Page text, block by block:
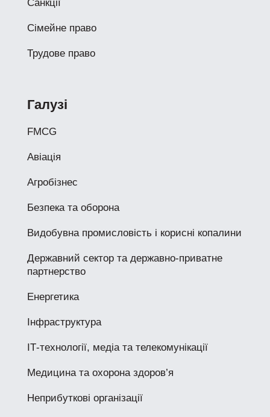
Санкції
Сімейне право
Трудове право
Галузі
FMCG
Авіація
Агробізнес
Безпека та оборона
Видобувна промисловість і корисні копалини
Державний сектор та державно-приватне
партнерство
Енергетика
Інфраструктура
ІТ-технології, медіа та телекомунікації
Медицина та охорона здоров’я
Неприбуткові організації